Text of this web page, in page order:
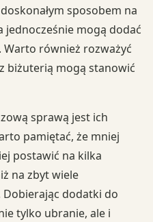
sposobem na
mogą dodać
również rozważyć
biżuterią mogą stanowić
sprawą jest ich
pamiętać, że mniej
postawić na kilka
na zbyt wiele
dodatki do
tylko ubranie, ale i